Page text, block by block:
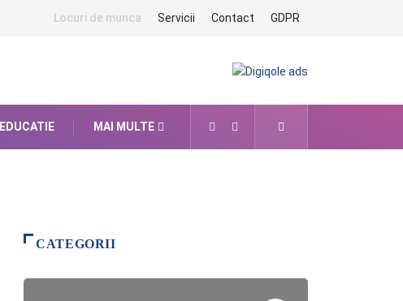
Locuri de munca Servicii Contact GDPR
EDUCATIE MAI MULTE
CATEGORII